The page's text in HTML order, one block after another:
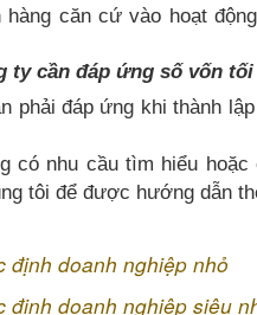
hàng căn cứ vào hoạt
ty cần đáp ứng số vốn
phải đáp ứng khi thành
có nhu cầu tìm hiểu
tôi để được hướng dẫn
định doanh nghiệp nhỏ
định doanh nghiệp siêu